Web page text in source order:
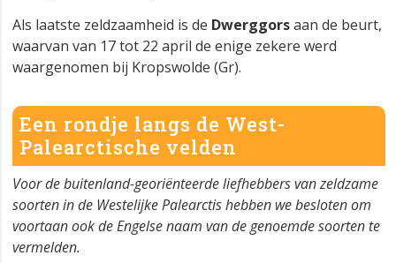
Als laatste zeldzaamheid is de Dwerggorsaan de beurt,
waarvan van 17 tot 22 april de enige zekere werd
waargenomen bij Kropswolde (Gr).
Een rondje langs de West-
Palearctische velden
Voor de buitenland-georiënteerde liefhebbers van zeldzame
soorten in de Westelijke Palearctis hebben we besloten om
voortaan ook de Engelse naam van de genoemde soorten te
vermelden.